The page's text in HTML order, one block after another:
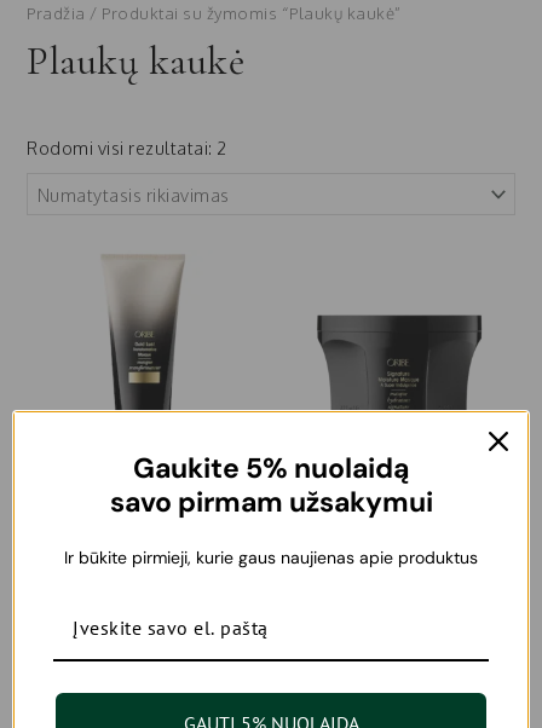
Pradžia / Produktai su žymomis “Plaukų kaukė”
Plaukų kaukė
Rodomi visi rezultatai: 2
Oribe Gold Lust
plaukų kaukė 150 ml
Oribe Signature Moisture
plaukų kaukė 175 ml
Gaukite 5% nuolaidą
savo pirmam užsakymui
Ir būkite pirmieji, kurie gaus naujienas apie produktus
GAUTI 5% NUOLAIDĄ